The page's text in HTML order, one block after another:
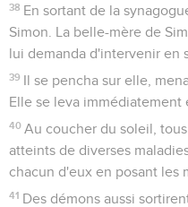
38 En sortant de la
Simon. La belle-mère de
lui demanda d'intervenir en
39 Il se pencha sur elle,
Elle se leva immédiatement
40 Au coucher du soleil,
atteints de diverses
chacun d'eux en posant les
41 Des démons aussi